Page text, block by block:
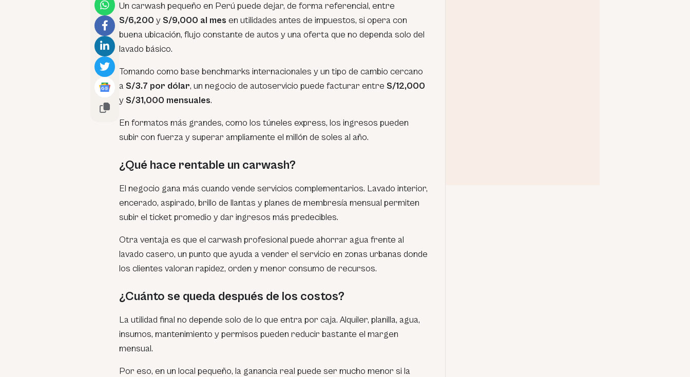
Un carwash pequeño en Perú puede dejar, de forma referencial, entre
S/6,200 yS/9,000 al mes en utilidades antes de impuestos, si opera con
buena ubicación, flujo constante de autos y una oferta que no dependa solo del
lavado básico.
Tomando como base benchmarks internacionales y un tipo de cambio cercano
a S/3.7 por dólar, un negocio de autoservicio puede facturar entre S/12,000
yS/31,000 mensuales.
En formatos más grandes, como los túneles express, los ingresos pueden
subir con fuerza y superar ampliamente el millón de soles al año.
¿Qué hace rentable un carwash?
El negocio gana más cuando vende servicios complementarios. Lavado interior,
encerado, aspirado, brillo de llantas y planes de membresía mensual permiten
subir el ticket promedio y dar ingresos más predecibles.
Otra ventaja es que el carwash profesional puede ahorrar agua frente al
lavado casero, un punto que ayuda a vender el servicio en zonas urbanas donde
los clientes valoran rapidez, orden y menor consumo de recursos.
¿Cuánto se queda después de los costos?
La utilidad final no depende solo de lo que entra por caja. Alquiler, planilla, agua,
insumos, mantenimiento y permisos pueden reducir bastante el margen
mensual.
Por eso, en un local pequeño, la ganancia real puede ser mucho menor si la